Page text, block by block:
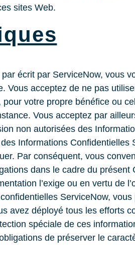
sites Web.
écrit par ServiceNow, vous
acceptez de ne pas
votre propre bénéfice ou
Vous acceptez par
non autorisées des
Informations
Par conséquent, vous
dans le cadre du
l’exige ou en vertu de
ServiceNow,
avez déployé tous les efforts
spéciale de ces
de préserver le